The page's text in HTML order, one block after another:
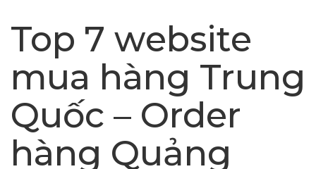
Top 7 website
mua hàng Trung
Quốc – Order
hàng Quảng